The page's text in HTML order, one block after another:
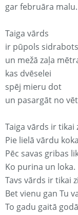
gar februāra malu.
Taiga vārds
ir pūpols sidrabots
un mežā zaļa
kas dvēselei
spēj mieru dot
un pasargāt no
Taiga vārds ir tikai
Pie lielā vārdu
Pēc savas gribas
Ko purina un loka.
Tavs vārds ir tikai
Bet vienu gan Tu
To gadu gaitā